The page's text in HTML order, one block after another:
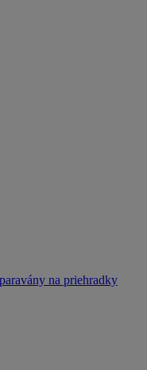
na priehradky